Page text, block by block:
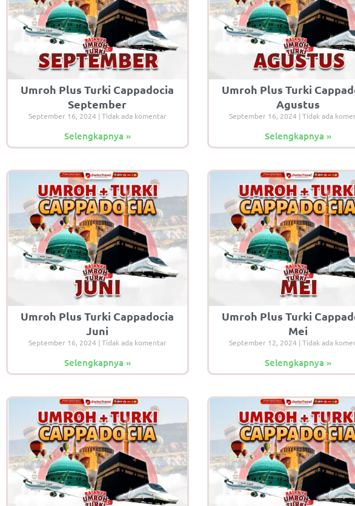
Umroh Plus Turki Cappadocia
September
September 16, 2024 Tidak ada komentar
Selengkapnya »
Umroh Plus Turki
Agustus
September 16, 2024 Tidak ada
Selengkapnya »
Umroh Plus Turki Cappadocia
Juni
September 16, 2024 Tidak ada komentar
Selengkapnya »
Umroh Plus Turki
Mei
September 12, 2024 Tidak ada
Selengkapnya »